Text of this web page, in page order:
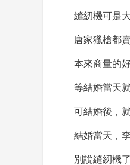
縫紉機可是
唐家獵槍都
本來商量的
等結婚當天
可結婚後，
結婚當天，
別說縫紉機